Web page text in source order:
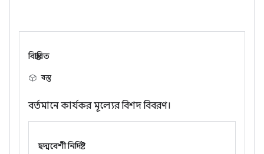
বিস্তারিত
বস্তু
বর্তমানে কার্যকর মূল্যের বিশদ বিবরণ।
ছদ্মবেশী নির্দিষ্ট